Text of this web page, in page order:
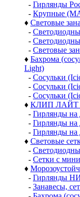
- Гирлянды
- Крупные
♦ Световые
-
-
- Световые
♦ Бахрома
Light)
- Сосульки
- Сосульки
- Сосульки
♦ КЛИП ЛАЙТ -
- Гирлянды
- Гирлянды на
- Гирлянды
♦ Световые
-
- Сетки с
♦
- Гирлянды
- Занавесы,